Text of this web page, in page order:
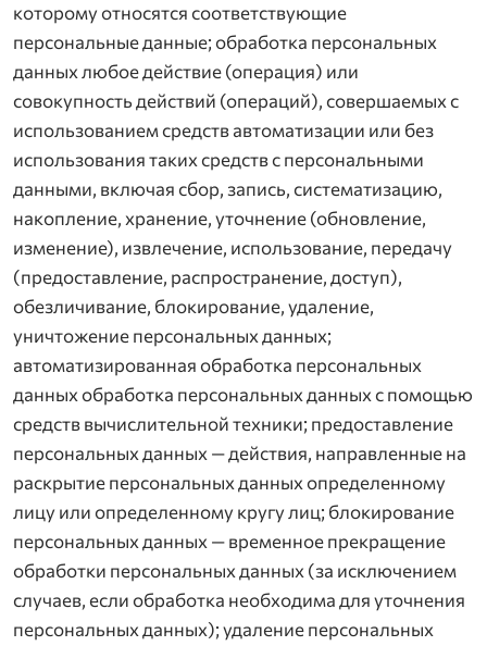
которому относятся соответствующие
персональные данные; обработка персональных
данных любое действие (операция) или
совокупность действий (операций), совершаемых с
использованием средств автоматизации или без
использования таких средств с персональными
данными, включая сбор, запись, систематизацию,
накопление, хранение, уточнение (обновление,
изменение), извлечение, использование, передачу
(предоставление, распространение, доступ),
обезличивание, блокирование, удаление,
уничтожение персональных данных;
автоматизированная обработка персональных
данных обработка персональных данных с помощью
средств вычислительной техники; предоставление
персональных данных — действия, направленные на
раскрытие персональных данных определенному
лицу или определенному кругу лиц; блокирование
персональных данных — временное прекращение
обработки персональных данных (за исключением
случаев, если обработка необходима для уточнения
персональных данных); удаление персональных